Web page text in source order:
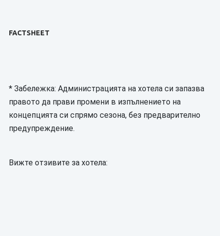
FACTSHEET
* Забележка: Администрацията на хотела си запазва
правото да прави промени в изпълнението на
концепцията си спрямо сезона, без предварително
предупреждение.
Вижте отзивите за хотела: